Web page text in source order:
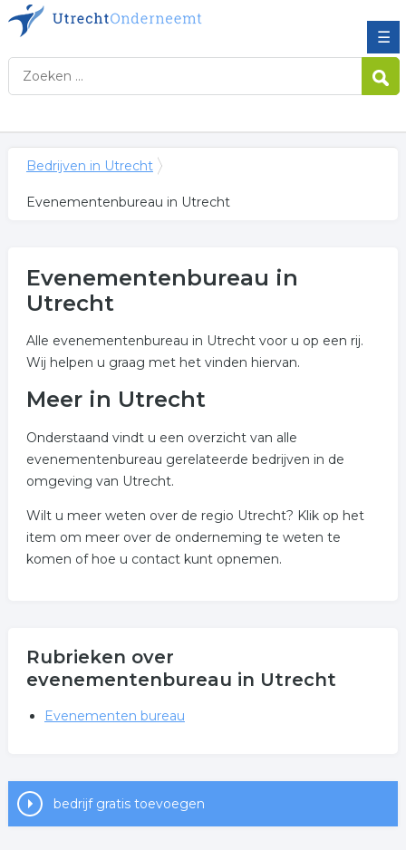
☰
Bedrijven in Utrecht
Evenementenbureau in Utrecht
Evenementenbureau in
Utrecht
Alle evenementenbureau in Utrecht voor u op een rij.
Wij helpen u graag met het vinden hiervan.
Meer in Utrecht
Onderstaand vindt u een overzicht van alle
evenementenbureau gerelateerde bedrijven in de
omgeving van Utrecht.
Wilt u meer weten over de regio Utrecht? Klik op het
item om meer over de onderneming te weten te
komen of hoe u contact kunt opnemen.
Rubrieken over
evenementenbureau in Utrecht
Evenementen bureau
bedrijf gratis toevoegen